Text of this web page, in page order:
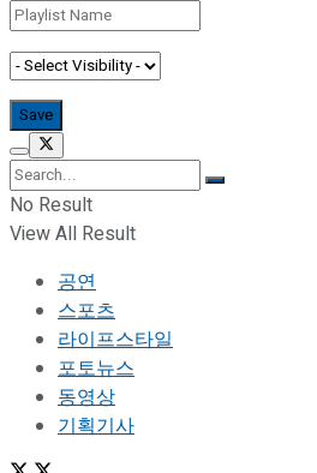
No Result
View All Result
공연
스포츠
라이프스타일
포토뉴스
동영상
기획기사